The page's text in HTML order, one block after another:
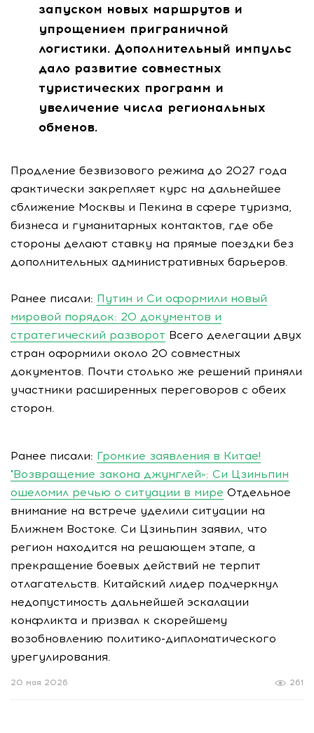
запуском новых маршрутов и
упрощением приграничной
логистики. Дополнительный импульс
дало развитие совместных
туристических программ и
увеличение числа региональных
обменов.
Продление безвизового режима до 2027 года
фактически закрепляет курс на дальнейшее
сближение Москвы и Пекина в сфере туризма,
бизнеса и гуманитарных контактов, где обе
стороны делают ставку на прямые поездки без
дополнительных административных барьеров.
Ранее писали: Путин и Си оформили новый
мировой порядок: 20 документов и
стратегический разворот Всего делегации двух
стран оформили около 20 совместных
документов. Почти столько же решений приняли
участники расширенных переговоров с обеих
сторон.
Ранее писали: Громкие заявления в Китае!
"Возвращение закона джунглей»: Си Цзиньпин
ошеломил речью о ситуации в мире Отдельное
внимание на встрече уделили ситуации на
Ближнем Востоке. Си Цзиньпин заявил, что
регион находится на решающем этапе, а
прекращение боевых действий не терпит
отлагательств. Китайский лидер подчеркнул
недопустимость дальнейшей эскалации
конфликта и призвал к скорейшему
возобновлению политико-дипломатического
урегулирования.
261
20 мая 2026